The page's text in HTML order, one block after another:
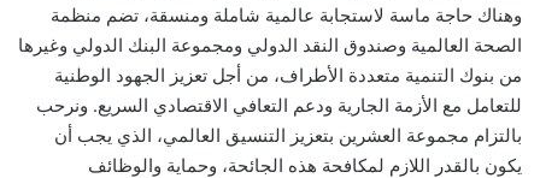
وهناك حاجة ماسة لاستجابة عالمية شاملة ومنسقة، تضم منظمة
الصحة العالمية وصندوق النقد الدولي ومجموعة البنك الدولي وغيرها
من بنوك التنمية متعددة الأطراف، من أجل تعزيز الجهود الوطنية
للتعامل مع الأزمة الجارية ودعم التعافي الاقتصادي السريع. ونرحب
بالتزام مجموعة العشرين بتعزيز التنسيق العالمي، الذي يجب أن
يكون بالقدر اللازم لمكافحة هذه الجائحة، وحماية والوظائف